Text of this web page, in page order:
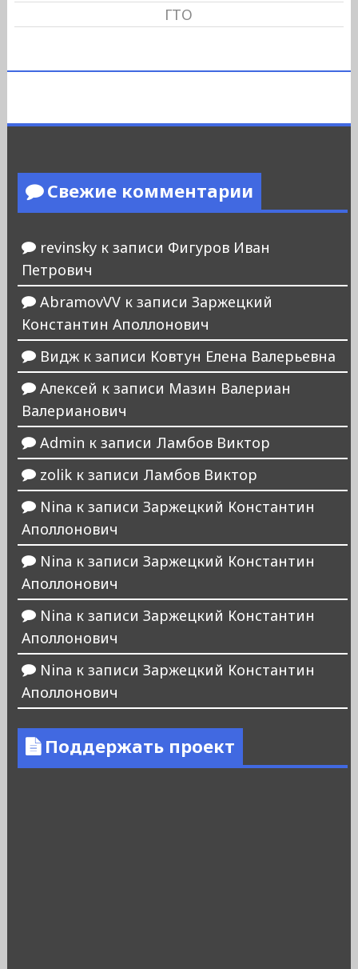
ГТО
Свежие комментарии
revinskyк записи Фигуров Иван
Петрович
AbramovVVк записи Заржецкий
Константин Аполлонович
Виджк записи Ковтун Елена Валерьевна
Алексей к записи Мазин Валериан
Валерианович
Admin к записи Ламбов Виктор
zolikк записи Ламбов Виктор
Nina к записи Заржецкий Константин
Аполлонович
Nina к записи Заржецкий Константин
Аполлонович
Nina к записи Заржецкий Константин
Аполлонович
Nina к записи Заржецкий Константин
Аполлонович
Поддержать проект